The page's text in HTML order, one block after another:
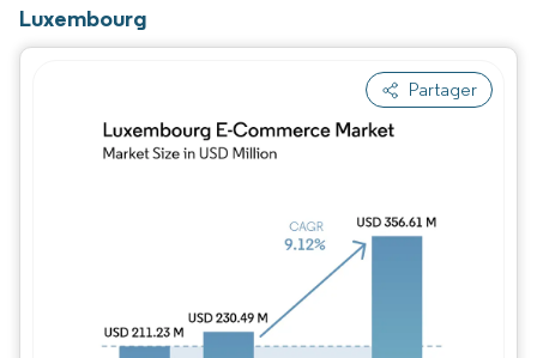
Luxembourg
Partager